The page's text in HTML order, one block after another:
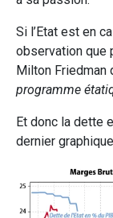
Si l’Etat est en
observation que
Milton Friedman
programme
Et donc la dette
dernier